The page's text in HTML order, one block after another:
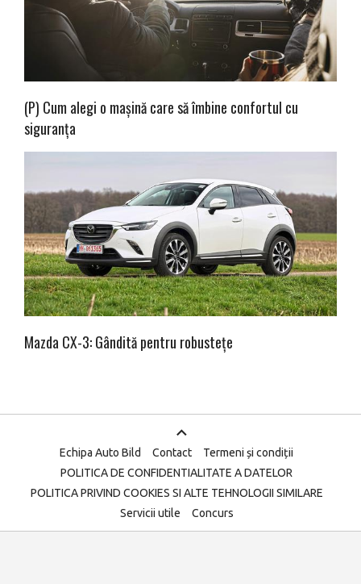
(P) Cum alegi o mașină care să îmbine confortul cu
siguranța
Mazda CX-3: Gândită pentru robustețe
Echipa Auto Bild Contact
Termeni și condiții
POLITICA DE CONFIDENTIALITATE A DATELOR
POLITICA PRIVIND COOKIES SI ALTE TEHNOLOGII SIMILARE
Servicii utile
Concurs